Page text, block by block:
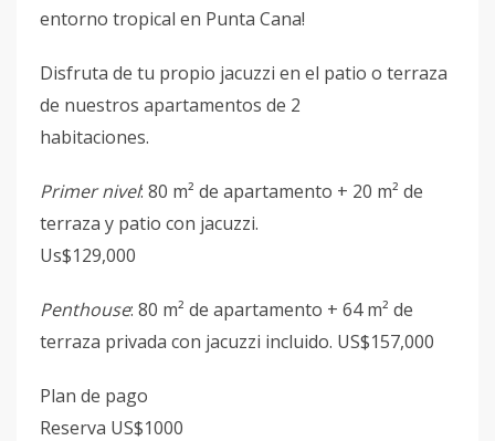
entorno tropical en Punta Cana!
Disfruta de tu propio jacuzzi en el patio o terraza
de nuestros apartamentos de 2
habitaciones.
Primer nivel: 80 m² de apartamento + 20 m² de
terraza y patio con jacuzzi.
Us$129,000
Penthouse: 80 m² de apartamento + 64 m² de
terraza privada con jacuzzi incluido. US$157,000
Plan de pago
Reserva US$1000